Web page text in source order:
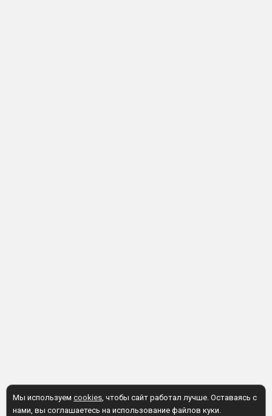
Мы используем cookies, чтобы сайт работал лучше. Оставаясь с
нами, вы соглашаетесь на использование файлов куки.